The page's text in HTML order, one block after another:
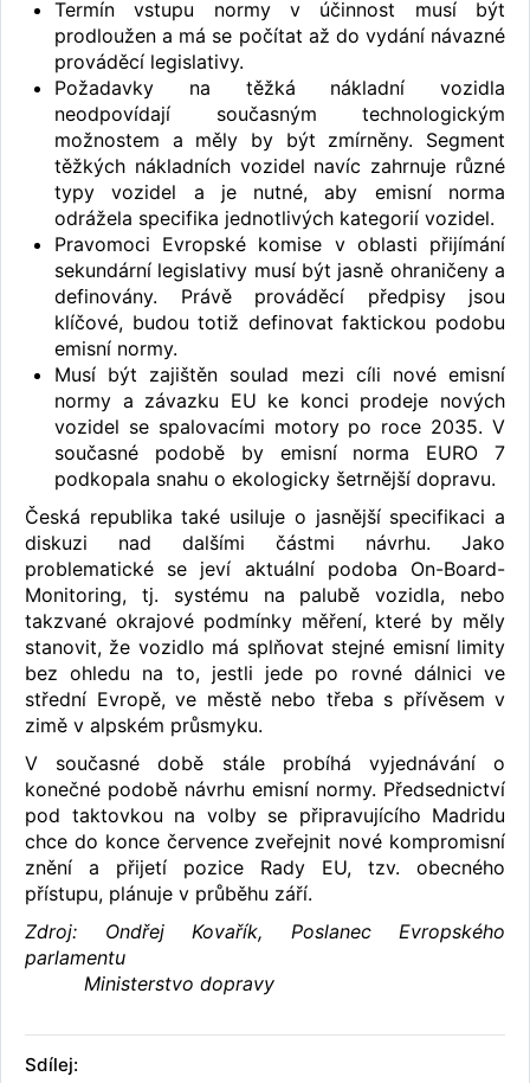
Termín vstupu normy v účinnost musí být
prodloužen a má se počítat až do vydání návazné
prováděcí legislativy.
Požadavky na těžká nákladní vozidla
neodpovídají současným technologickým
možnostem a měly by být zmírněny. Segment
těžkých nákladních vozidel navíc zahrnuje různé
typy vozidel a je nutné, aby emisní norma
odrážela specifika jednotlivých kategorií vozidel.
Pravomoci Evropské komise v oblasti přijímání
sekundární legislativy musí být jasně ohraničeny a
definovány. Právě prováděcí předpisy jsou
klíčové, budou totiž definovat faktickou podobu
emisní normy.
Musí být zajištěn soulad mezi cíli nové emisní
normy a závazku EU ke konci prodeje nových
vozidel se spalovacími motory po roce 2035. V
současné podobě by emisní norma EURO 7
podkopala snahu o ekologicky šetrnější dopravu.
Česká republika také usiluje o jasnější specifikaci a
diskuzi nad dalšími částmi návrhu. Jako
problematické se jeví aktuální podoba On-Board-
Monitoring, tj. systému na palubě vozidla, nebo
takzvané okrajové podmínky měření, které by měly
stanovit, že vozidlo má splňovat stejné emisní limity
bez ohledu na to, jestli jede po rovné dálnici ve
střední Evropě, ve městě nebo třeba s přívěsem v
zimě v alpském průsmyku.
V současné době stále probíhá vyjednávání o
konečné podobě návrhu emisní normy. Předsednictví
pod taktovkou na volby se připravujícího Madridu
chce do konce července zveřejnit nové kompromisní
znění a přijetí pozice Rady EU, tzv. obecného
přístupu, plánuje v průběhu září.
Zdroj: Ondřej Kovařík, Poslanec Evropského
parlamentu
Ministerstvo dopravy
Sdílej: